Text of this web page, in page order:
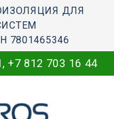
ДЛЯ
7801465346
, +7 812 703 16 44